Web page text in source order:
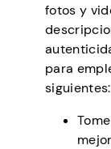
fotos y
para
siguientes: